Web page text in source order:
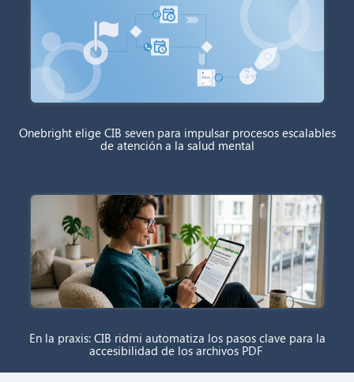
Onebright elige CIB seven para impulsar procesos escalables
de atención a la salud mental
En la praxis: CIB ridmi automatiza los pasos clave para la
accesibilidad de los archivos PDF